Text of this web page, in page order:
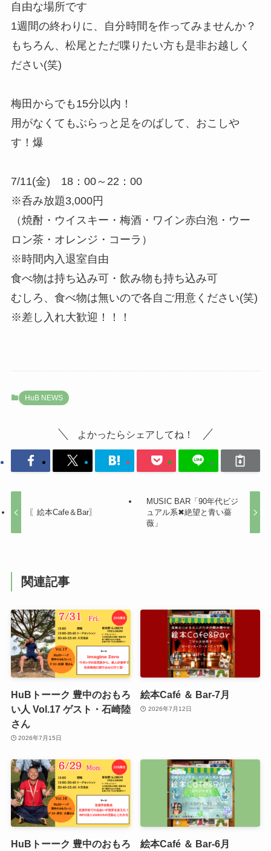
自由な場所です
1週間の終わりに、自分時間を作ってみませんか？
もちろん、松尾とただ喋りたい方も是非お越しく
ださい(笑)
梅田からでも15分以内！
用がなくてもぶらっと足をのばして、おこしや
す！爆
7/11(金) 18：00～22：00
※呑み放題3,000円
（焼酎・ウイスキー・梅酒・ワイン赤白泡・ウー
ロン茶・オレンジ・コーラ）
※時間内入退室自由
食べ物は持ち込み可・飲み物も持ち込み可
むしろ、食べ物は無いので各自ご用意ください(笑)
※差し入れ大歓迎！！！
HuB NEWS
よかったらシェアしてね！
〖絵本Cafe＆Bar〗
MUSIC BAR「90年代ビジ
ュアル系✖︎絶望と青い薔
薇」
関連記事
HuBトーーク 豊中のおもろ
い人 Vol.17 ゲスト・石崎陸
さん
2026年7月15日
絵本Café ＆ Bar-7月
2026年7月12日
HuBトーーク 豊中のおもろ 絵本Café ＆ Bar-6月